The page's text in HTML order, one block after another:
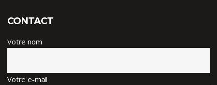
CONTACT
Votre nom
Votre e-mail